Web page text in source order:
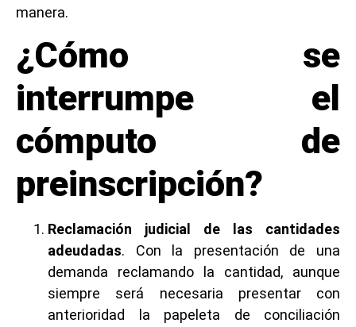
manera.
¿Cómo se
interrumpe el
cómputo de
preinscripción?
Reclamación judicial de las cantidades
adeudadas. Con la presentación de una
demanda reclamando la cantidad, aunque
siempre será necesaria presentar con
anterioridad la papeleta de conciliación